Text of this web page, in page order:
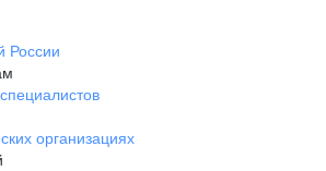
России
организациях